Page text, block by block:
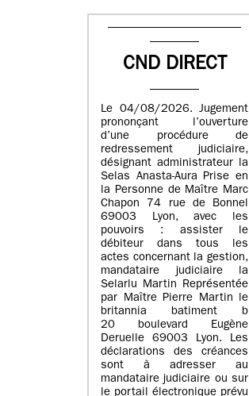
CND DIRECT
Le 04/08/2026. Jugement
prononçant l’ouverture
d’une procédure de
redressement judiciaire,
désignant administrateur la
Selas Anasta-Aura Prise en
la Personne de Maître Marc
Chapon 74 rue de Bonnel
69003 Lyon, avec les
pouvoirs : assister le
débiteur dans tous les
actes concernant la gestion,
mandataire judiciaire la
Selarlu Martin Représentée
par Maître Pierre Martin le
britannia batiment b
20 boulevard Eugène
Deruelle 69003 Lyon. Les
déclarations des créances
sont à adresser au
mandataire judiciaire ou sur
le portail électronique prévu